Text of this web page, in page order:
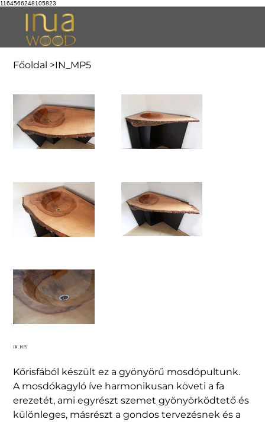
1164566248105823
Főoldal >IN_MP5
IN_MP5
Kőrisfából készült ez a gyönyörű mosdópultunk.
A mosdókagyló íve harmonikusan követi a fa
erezetét, ami egyrészt szemet gyönyörködtető és
különleges, másrészt a gondos tervezésnek és a